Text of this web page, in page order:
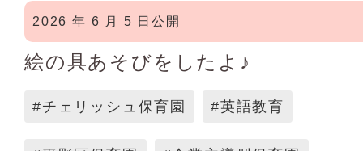
2026 年 6 月 5 日公開
絵の具あそびをしたよ♪
#チェリッシュ保育園 #英語教育